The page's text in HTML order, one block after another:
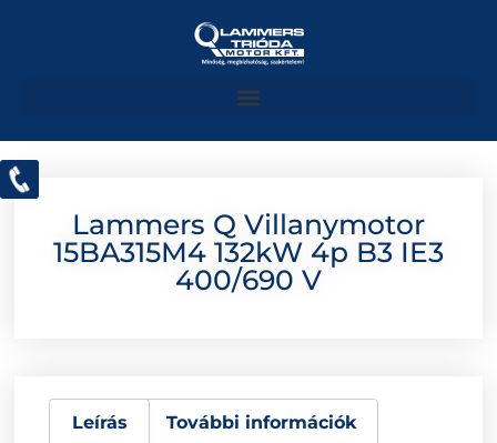
Lammers Q Villanymotor
15BA315M4 132kW 4p B3 IE3
400/690 V
Leírás További információk